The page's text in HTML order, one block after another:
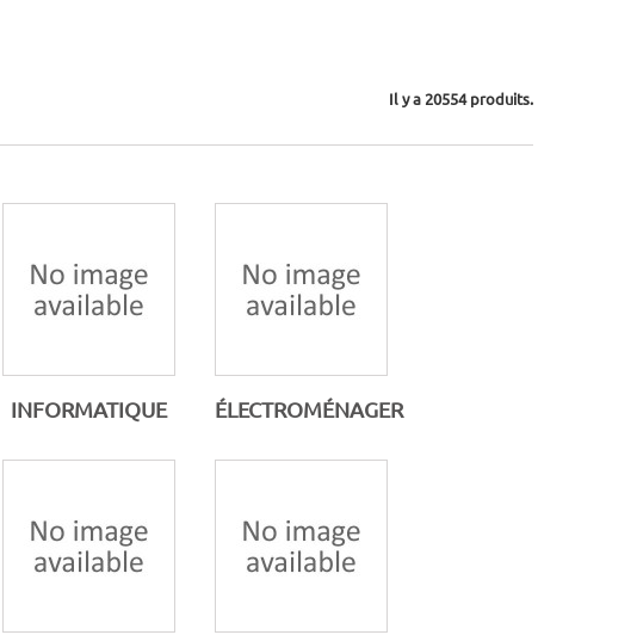
Il y a 20554 produits.
INFORMATIQUE ÉLECTROMÉNAGER